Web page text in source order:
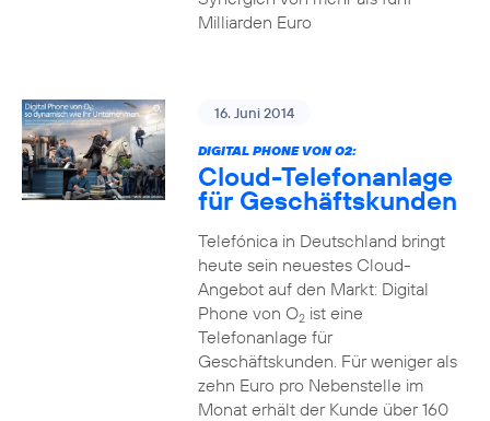
Milliarden Euro
16. Juni 2014
DIGITAL PHONE VON O2:
Cloud-Telefonanlage
für Geschäftskunden
Telefónica in Deutschland bringt
heute sein neuestes Cloud-
Angebot auf den Markt: Digital
Phone von O2ist eine
Telefonanlage für
Geschäftskunden. Für weniger als
zehn Euro pro Nebenstelle im
Monat erhält der Kunde über 160